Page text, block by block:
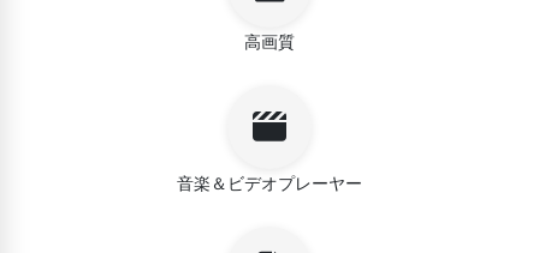
高画質
音楽＆ビデオプレーヤー